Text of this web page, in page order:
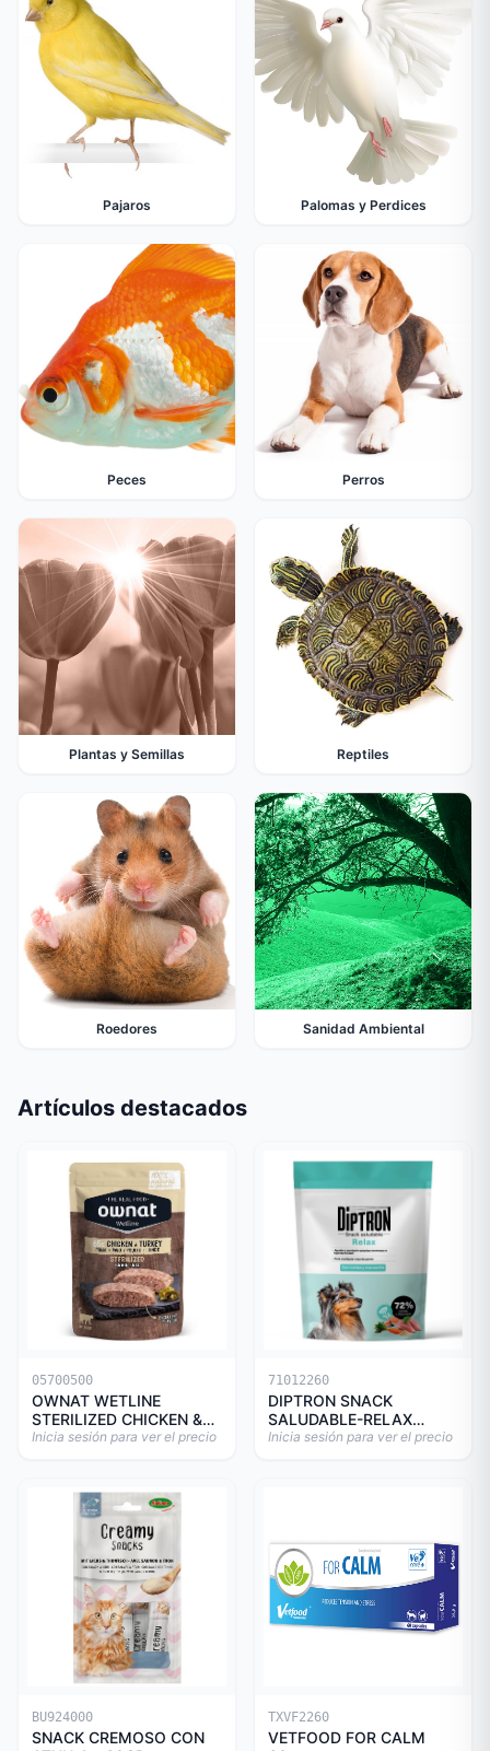
Pajaros Palomas y Perdices
Peces Perros
Plantas y Semillas Reptiles
Roedores Sanidad Ambiental
Artículos destacados
05700500
OWNAT WETLINE
STERILIZED CHICKEN &
TURKEY CAT 85gr
Inicia sesión para ver el precio
71012260
DIPTRON SNACK
SALUDABLE-RELAX
150GR
Inicia sesión para ver el precio
BU924000
SNACK CREMOSO CON
TXVF2260
VETFOOD FOR CALM